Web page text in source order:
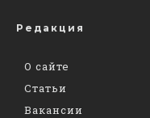
Редакция
О сайте
Статьи
Вакансии